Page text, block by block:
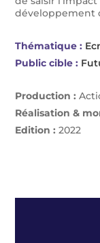
développement
Thématique :
Public cible :
Production :
Réalisation &
Edition : 2022